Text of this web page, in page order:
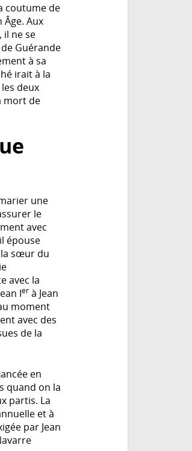
coutume de
Aux
, il ne se
Guérande
à sa
irait à la
deux
mort de
une
le
avec
épouse
la sœur du
avec la
Ier à Jean
moment
avec des
de la
en
quand on la
partis. La
et à
par Jean